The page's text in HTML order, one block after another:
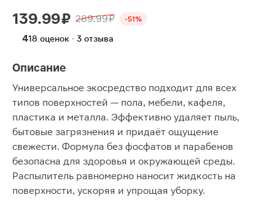
139.99 ₽ 289.99 ₽ -51%
418 оценок · 3 отзыва
Описание
Универсальное экосредство подходит для всех
типов поверхностей — пола, мебели, кафеля,
пластика и металла. Эффективно удаляет пыль,
бытовые загрязнения и придаёт ощущение
свежести. Формула без фосфатов и парабенов
безопасна для здоровья и окружающей среды.
Распылитель равномерно наносит жидкость на
поверхности, ускоряя и упрощая уборку.